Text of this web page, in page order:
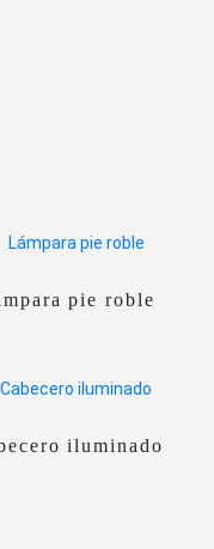
pie roble
iluminado